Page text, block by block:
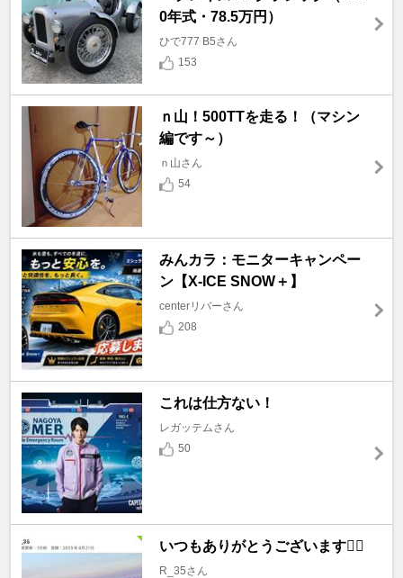
0年式・78.5万円）
ひで777 B5さん
153
ｎ山！500TTを走る！（マシン
編です～）
ｎ山さん
54
みんカラ：モニターキャンペー
ン【X-ICE SNOW＋】
centerリバーさん
208
これは仕方ない！
レガッテムさん
50
いつもありがとうございます🙇‍♂️
R_35さん